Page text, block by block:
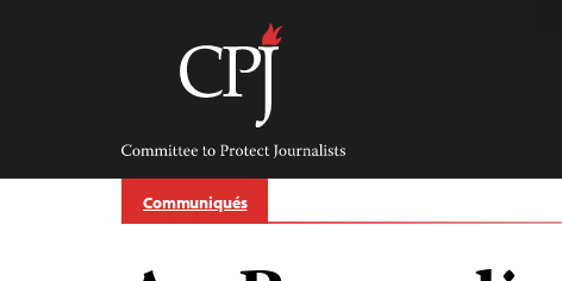
Committee
Protect
Journalists
Communiqués